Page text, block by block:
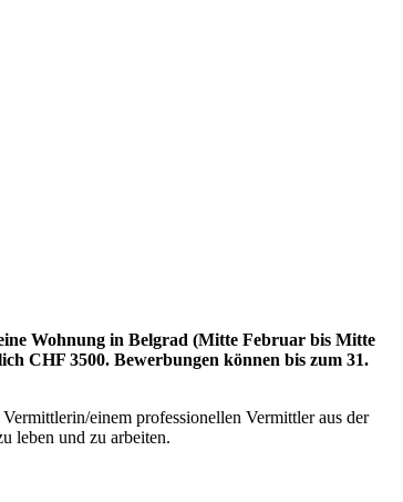
Wohnung in Belgrad (Mitte Februar bis Mitte
CHF 3500. Bewerbungen können bis zum 31.
einem professionellen Vermittler aus der
leben und zu arbeiten.